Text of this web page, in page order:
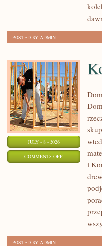
POSTED BY ADMIN
JULY - 8 - 2026
COMMENTS OFFON
FINANSOWANIE
i
POSTED BY ADMIN